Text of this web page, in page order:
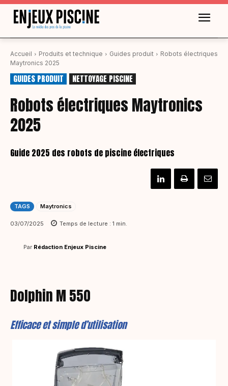
Accueil Produits et technique Guides produit
Robots électriques
Maytronics 2025
GUIDES PRODUIT NETTOYAGE PISCINE
Robots électriques Maytronics
2025
Guide 2025 des robots de piscine électriques
TAGS Maytronics
03/07/2025 Temps de lecture : 1 min.
Par Rédaction Enjeux Piscine
Dolphin M 550
Efficace et simple d’utilisation